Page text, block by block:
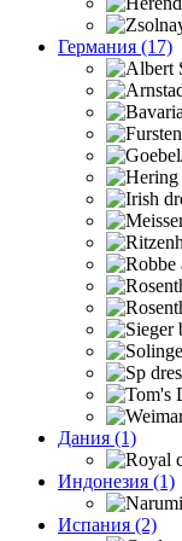
Германия (17)
Дания (1)
Индонезия (1)
Испания (2)